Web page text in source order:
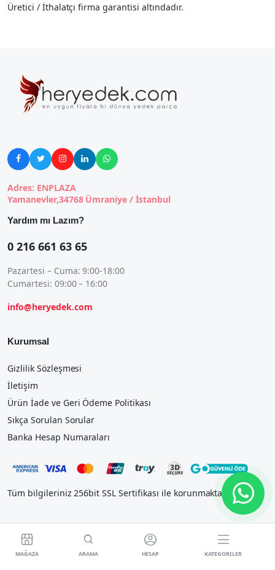
Üretici / İthalatçı firma garantisi altındadır.
    
Adres: ENPLAZA
Yamanevler,34768 Ümraniye / İstanbul
Yardım mı Lazım?
0 216 661 63 65
Pazartesi – Cuma: 9:00-18:00
Cumartesi: 09:00 – 16:00
info@heryedek.com
Kurumsal
Gizlilik Sözleşmesi
İletişim
Ürün İade ve Geri Ödeme Politikası
Sıkça Sorulan Sorular
Banka Hesap Numaraları
Tüm bilgileriniz 256bit SSL Sertifikası ile korunmaktadır.

MAĞAZA

ARAMA

HESAP

KATEGORILER